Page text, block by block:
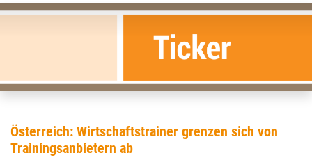
Österreich: Wirtschaftstrainer grenzen sich von
Trainingsanbietern ab